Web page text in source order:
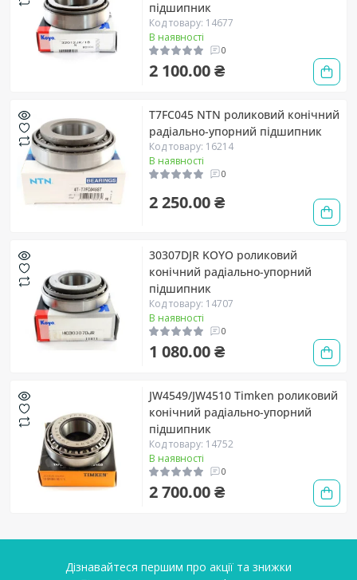
підшипник
Код товару: 14677
В наявності
0
2 100.00 ₴
T7FC045 NTN роликовий конічний
радіально-упорний підшипник
Код товару: 16214
В наявності
0
2 250.00 ₴
30307DJR KOYO роликовий
конічний радіально-упорний
підшипник
Код товару: 14707
В наявності
0
1 080.00 ₴
JW4549/JW4510 Timken роликовий
конічний радіально-упорний
підшипник
Код товару: 14752
В наявності
0
2 700.00 ₴
Дізнавайтеся першим про акції та знижки